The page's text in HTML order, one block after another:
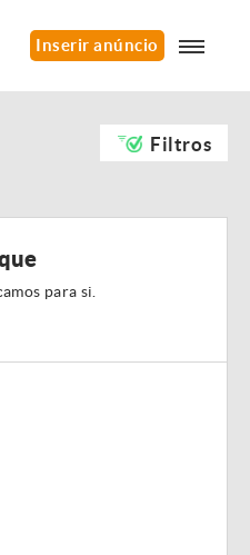
Inserir anúncio
Filtros
para si.